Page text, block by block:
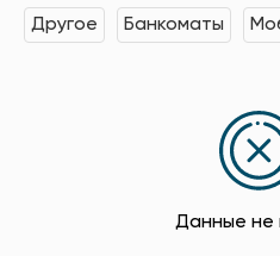
Другое Банкоматы
Данные не